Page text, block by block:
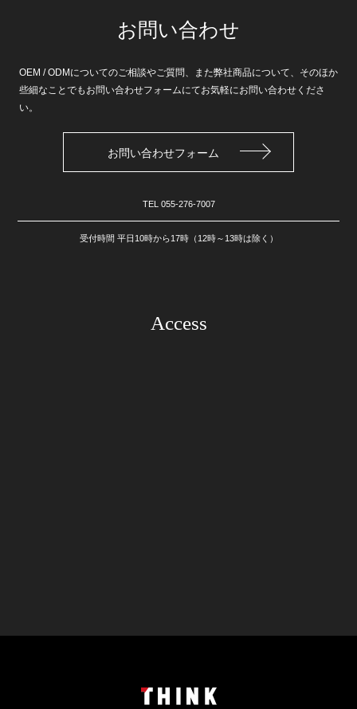
お問い合わせ
OEM / ODMについてのご相談やご質問、また弊社商品について、そのほか
些細なことでもお問い合わせフォームにてお気軽にお問い合わせくださ
い。
お問い合わせフォーム
TEL 055-276-7007
受付時間 平日10時から17時（12時～13時は除く）
Access